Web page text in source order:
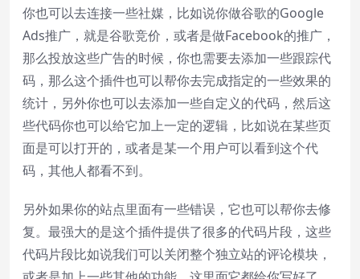
你也可以去连接一些社媒，比如说你做谷歌的Google
Ads推广，就是谷歌竞价，或者是做Facebook的推广，
那么投放这些广告的时候，你也需要去添加一些跟踪代
码，那么这个插件也可以帮你去完成指定的一些效果的
统计，另外你也可以去添加一些自定义的代码，然后这
些代码你也可以给它加上一定的逻辑，比如说在某些页
面是可以打开的，或者是某一个用户可以看到这个代
码，其他人都看不到。
另外如果你的站点里面有一些错误，它也可以帮你去修
复。最强大的是这个插件提供了很多的代码片段，这些
代码片段比如说我们可以关闭整个独立站的评论模块，